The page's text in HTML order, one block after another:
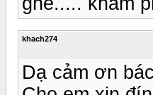
khach274
Dạ cảm ơn